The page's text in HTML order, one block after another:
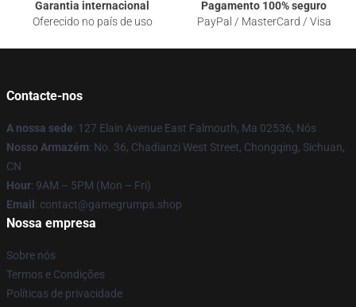
Garantia internacional
Oferecido no país de uso
Pagamento 100% seguro
PayPal / MasterCard / Visa
Contacte-nos
A nossa sede: 127 Elain Avenue East Falmouth, Ma 02536, Nós
Nosso Armazém: No. 36, Chadianzi West Street, Chongqing, Sichuan,
CN
Hour: 9AM – 5PM (Mon – Fri)
Email : contact@gamegrumps.shop
Nossa empresa
Sobre nós
Termos e Condições
Políticas de privacidade